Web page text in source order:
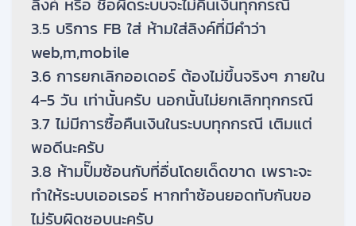
ลิงค์ หรือ ชื่อผิดระบบจะไม่คืนเงินทุกกรณี
3.5 บริการ FB ใส่ ห้ามใส่ลิงค์ที่มีคำว่า
web,m,mobile
3.6 การยกเลิกออเดอร์ ต้องไม่ขึ้นจริงๆ ภายใน
4-5 วัน เท่านั้นครับ นอกนั้นไม่ยกเลิกทุกกรณี
3.7 ไม่มีการซื้อคืนเงินในระบบทุกกรณี เติมแต่
พอดีนะครับ
3.8 ห้ามปั๊มซ้อนกับที่อื่นโดยเด็ดขาด เพราะจะ
ทำให้ระบบเออเรอร์ หากทำซ้อนยอดทับกันขอ
ไม่รับผิดชอบนะครับ